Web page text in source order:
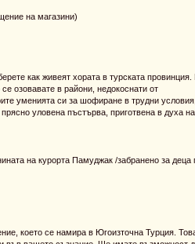
на магазини)
как живеят хората в турската
озовавате в райони, недокоснати от
уменията си за шофиране в трудни условия,
уловена пъстърва, приготвена в духа
на курорта Памуджак /забранено за деца
което се намира в Югоизточна Турция.